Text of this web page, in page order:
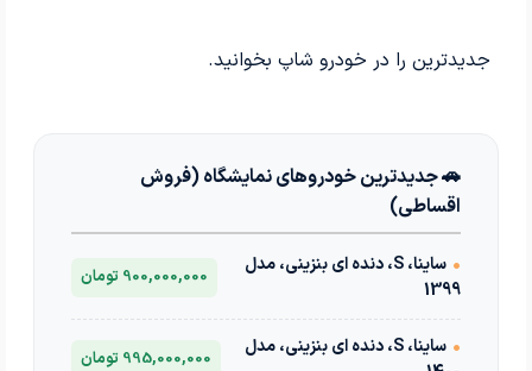
جدیدترین را در خودرو شاپ بخوانید.
🚗 جدیدترین خودروهای نمایشگاه (فروش
اقساطی)
•
ساینا، S، دنده ای بنزینی، مدل
1399
900,000,000 تومان
•
ساینا، S، دنده ای بنزینی، مدل
995,000,000 تومان